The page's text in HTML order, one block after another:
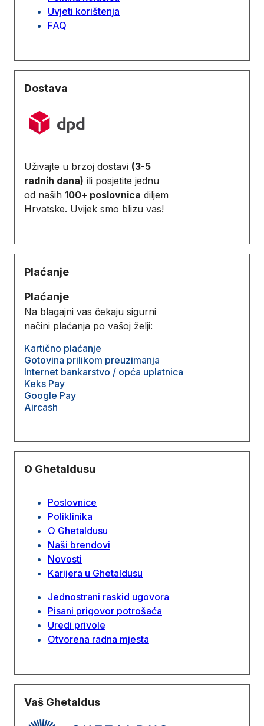
Uvjeti korištenja
FAQ
Dostava
Uživajte u brzoj dostavi (3-5
radnih dana) ili posjetite jednu
od naših 100+ poslovnica diljem
Hrvatske. Uvijek smo blizu vas!
Plaćanje
Plaćanje
Na blagajni vas čekaju sigurni
načini plaćanja po vašoj želji:
Kartično plaćanje
Gotovina prilikom preuzimanja
Internet bankarstvo / opća uplatnica
Keks Pay
Google Pay
Aircash
O Ghetaldusu
Poslovnice
Poliklinika
O Ghetaldusu
Naši brendovi
Novosti
Karijera u Ghetaldusu
Jednostrani raskid ugovora
Pisani prigovor potrošaća
Uredi privole
Otvorena radna mjesta
Vaš Ghetaldus